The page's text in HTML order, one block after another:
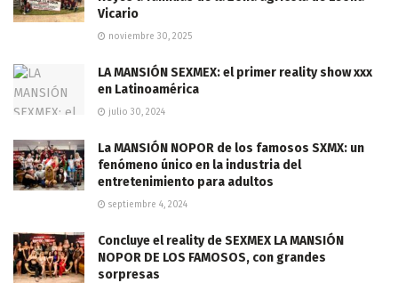
Vicario
noviembre 30, 2025
LA MANSIÓN SEXMEX: el primer reality show xxx
en Latinoamérica
julio 30, 2024
La MANSIÓN NOPOR de los famosos SXMX: un
fenómeno único en la industria del
entretenimiento para adultos
septiembre 4, 2024
Concluye el reality de SEXMEX LA MANSIÓN
NOPOR DE LOS FAMOSOS, con grandes
sorpresas